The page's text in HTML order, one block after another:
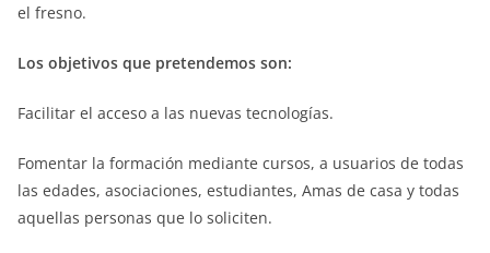
el fresno.
Los objetivos que pretendemos son:
Facilitar el acceso a las nuevas tecnologías.
Fomentar la formación mediante cursos, a usuarios de todas
las edades, asociaciones, estudiantes, Amas de casa y todas
aquellas personas que lo soliciten.